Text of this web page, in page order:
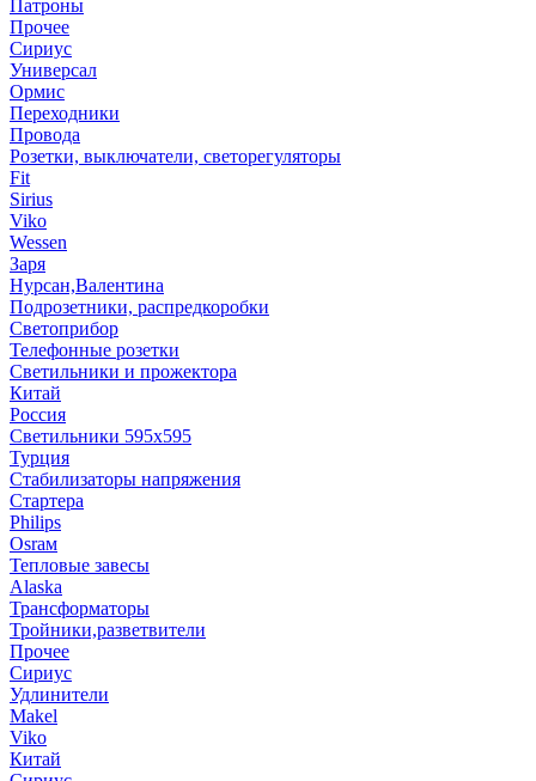
Патроны
Прочее
Сириус
Универсал
Ормис
Переходники
Провода
Розетки, выключатели, светорегуляторы
Fit
Sirius
Viko
Wessen
Заря
Нурсан,Валентина
Подрозетники, распредкоробки
Светоприбор
Телефонные розетки
Светильники и прожектора
Китай
Россия
Светильники 595х595
Турция
Стабилизаторы напряжения
Стартера
Philips
Оsrам
Тепловые завесы
Alaska
Трансформаторы
Тройники,разветвители
Прочее
Сириус
Удлинители
Makel
Viko
Китай